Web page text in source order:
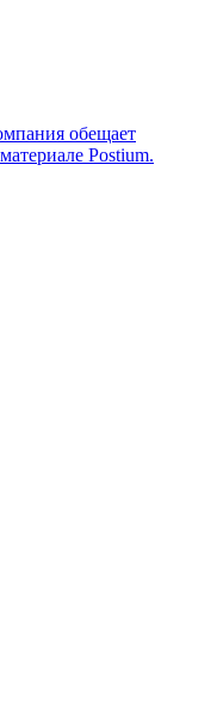
обещает
Postium.